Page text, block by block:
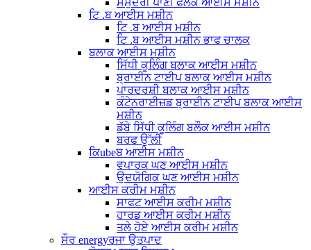
ਸਮੁੰਦਰੀ ਪਾਣੀ ਫਲੇਕ ਆਈਸ ਮਸ਼ੀਨ
ਟਿ .ਬ ਆਈਸ ਮਸ਼ੀਨ
ਟਿ .ਬ ਆਈਸ ਮਸ਼ੀਨ
ਟਿ .ਬ ਆਈਸ ਮਸ਼ੀਨ ਭਾਫ ਚਾਲਕ
ਬਲਾਕ ਆਈਸ ਮਸ਼ੀਨ
ਸਿੱਧੀ ਕੂਲਿੰਗ ਬਲਾਕ ਆਈਸ ਮਸ਼ੀਨ
ਬ੍ਰਾਈਨ ਟਾਈਪ ਬਲਾਕ ਆਈਸ ਮਸ਼ੀਨ
ਪਾਰਦਰਸ਼ੀ ਬਲਾਕ ਆਈਸ ਮਸ਼ੀਨ
ਕੰਟੇਨਰਾਈਜ਼ਡ ਬ੍ਰਾਈਨ ਟਾਈਪ ਬਲਾਕ ਆਈਸ
ਮਸ਼ੀਨ
ਡੱਬੇ ਸਿੱਧੀ ਕੂਲਿੰਗ ਬਲੌਕ ਆਈਸ ਮਸ਼ੀਨ
ਬਰਫ ਉੱਲੀ
ਕਿubeਬ ਆਈਸ ਮਸ਼ੀਨ
ਵਪਾਰਕ ਘਣ ਆਈਸ ਮਸ਼ੀਨ
ਉਦਯੋਗਿਕ ਘਣ ਆਈਸ ਮਸ਼ੀਨ
ਆਈਸ ਕਰੀਮ ਮਸ਼ੀਨ
ਸਾਫਟ ਆਈਸ ਕਰੀਮ ਮਸ਼ੀਨ
ਹਾਰਡ ਆਈਸ ਕਰੀਮ ਮਸ਼ੀਨ
ਤਲੇ ਹੋਏ ਆਈਸ ਕਰੀਮ ਮਸ਼ੀਨ
ਸੌਰ energyਰਜਾ ਉਤਪਾਦ